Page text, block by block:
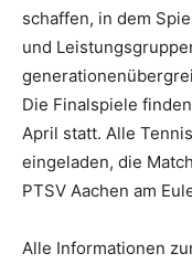
schaffen, in dem
und
Die Finalspiele
April statt. Alle
eingeladen, die
PTSV Aachen am
Alle Informationen